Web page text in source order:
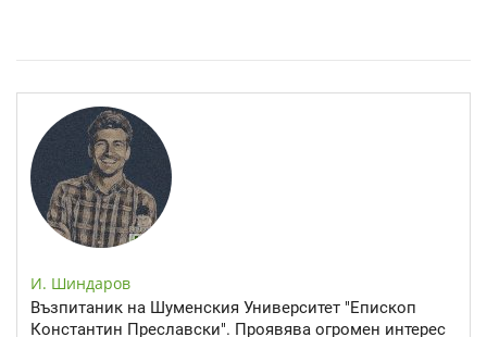
И. Шиндаров
Възпитаник на Шуменския Университет "Епископ
Константин Преславски". Проявява огромен интерес